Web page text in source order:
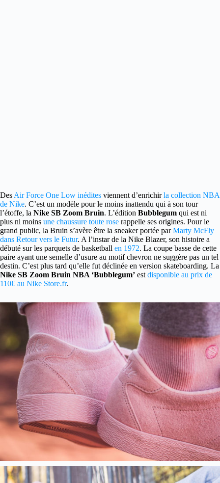
Des Air Force One Low inédites viennent d’enrichirla collection NBA
de Nike. C’est un modèle pour le moins inattendu qui à son tour
l’étoffe, la Nike SB Zoom Bruin. L’édition Bubblegum qui est ni
plus ni moins une chaussure toute rose rappelle ses origines. Pour le
grand public, la Bruin s’avère être la sneaker portée parMarty McFly
dans Retour vers le Futur. A l’instar de la Nike Blazer, son histoire a
débuté sur les parquets de basketball en 1972. La coupe basse de cette
paire ayant une semelle d’usure au motif chevron ne suggère pas un tel
destin. C’est plus tard qu’elle fut déclinée en version skateboarding. La
Nike SB Zoom Bruin NBA ‘Bubblegum’ est disponible au prix de
110€ au Nike Store.fr.